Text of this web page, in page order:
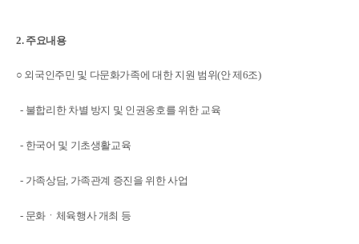
2. 주요내용
○ 외국인주민 및 다문화가족에 대한 지원 범위(안 제6조)
- 불합리한 차별 방지 및 인권옹호를 위한 교육
- 한국어 및 기초생활교육
- 가족상담, 가족관계 증진을 위한 사업
- 문화ㆍ체육행사 개최 등